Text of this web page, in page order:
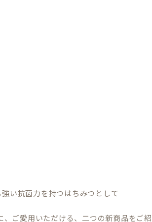
い抗菌力を持つはちみつとして
、ご愛用いただける、二つの新商品をご紹